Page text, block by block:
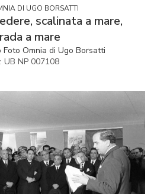
DI UGO BORSATTI
scalinata a mare,
a mare
Omnia di Ugo Borsatti
UB NP 007108